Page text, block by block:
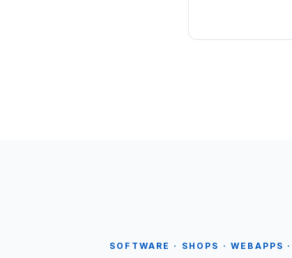
SOFTWARE · SHOPS · WEBAPPS